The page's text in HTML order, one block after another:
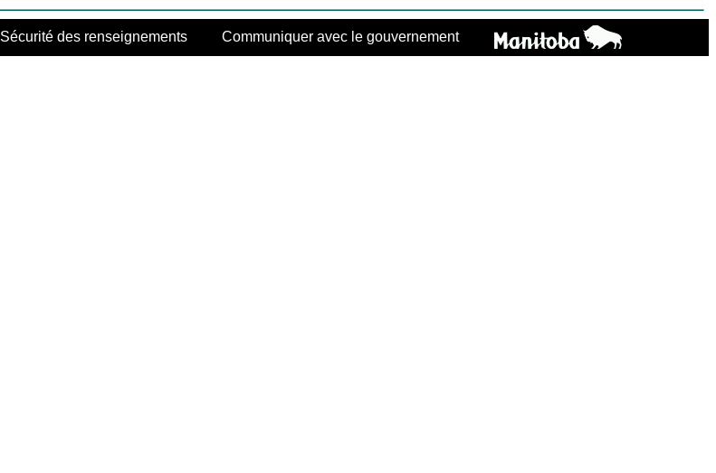
Sécurité des renseignements Communiquer avec le gouvernement